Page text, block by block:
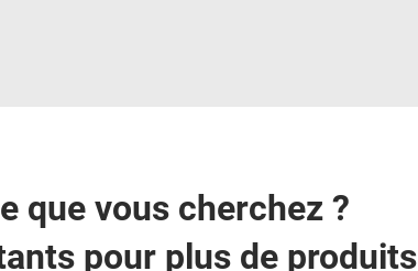
que vous cherchez ?
pour plus de produits